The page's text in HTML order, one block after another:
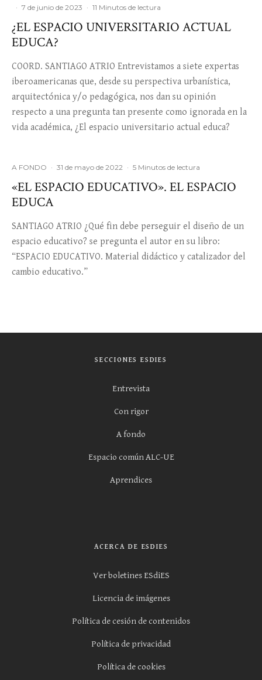
· 7 de junio de 2023 · 11 Minutos de lectura
¿EL ESPACIO UNIVERSITARIO ACTUAL
EDUCA?
COORD. SANTIAGO ATRIO Entrevistamos a siete expertas
iberoamericanas que, desde su perspectiva urbanística,
arquitectónica y/o pedagógica, nos dan su opinión
respecto a una pregunta tan presente como ignorada en la
vida académica, ¿El espacio universitario actual educa?
A FONDO · 31 de mayo de 2022 · 5 Minutos de lectura
«EL ESPACIO EDUCATIVO». EL ESPACIO
EDUCA
SANTIAGO ATRIO ¿Qué fin debe perseguir el diseño de un
espacio educativo? se pregunta el autor en su libro:
“ESPACIO EDUCATIVO. Material didáctico y catalizador del
cambio educativo.”
SECCIONES ESDIES
Entrevista
Con rigor
A fondo
Espacio común ALC-UE
Aprendices
ACERCA DE ESDIES
Ver boletines ESdiES
Licencia de imágenes
Política de cesión de contenidos
Política de privacidad
Política de cookies